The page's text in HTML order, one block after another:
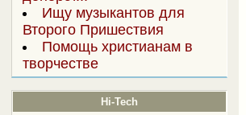
Ищу музыкантов для
Второго Пришествия
Помощь христианам в
творчестве
Hi-Tech